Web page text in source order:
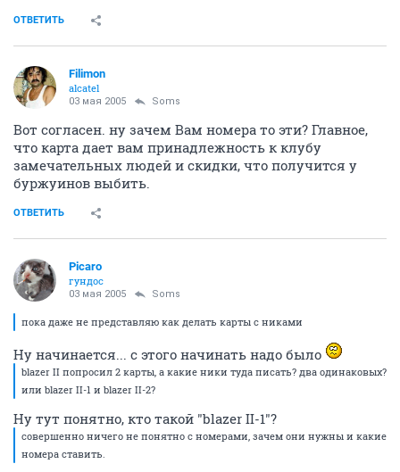
ОТВЕТИТЬ
Filimon
alcatel
03 мая 2005 Soms
Вот согласен. ну зачем Вам номера то эти? Главное,
что карта дает вам принадлежность к клубу
замечательных людей и скидки, что получится у
буржуинов выбить.
ОТВЕТИТЬ
Picaro
гундос
03 мая 2005 Soms
пока даже не представляю как делать карты с никами
Ну начинается... с этого начинать надо было
blazer II попросил 2 карты, а какие ники туда писать? два одинаковых?
или blazer II-1 и blazer II-2?
Ну тут понятно, кто такой "blazer II-1"?
совершенно ничего не понятно с номерами, зачем они нужны и какие
номера ставить.